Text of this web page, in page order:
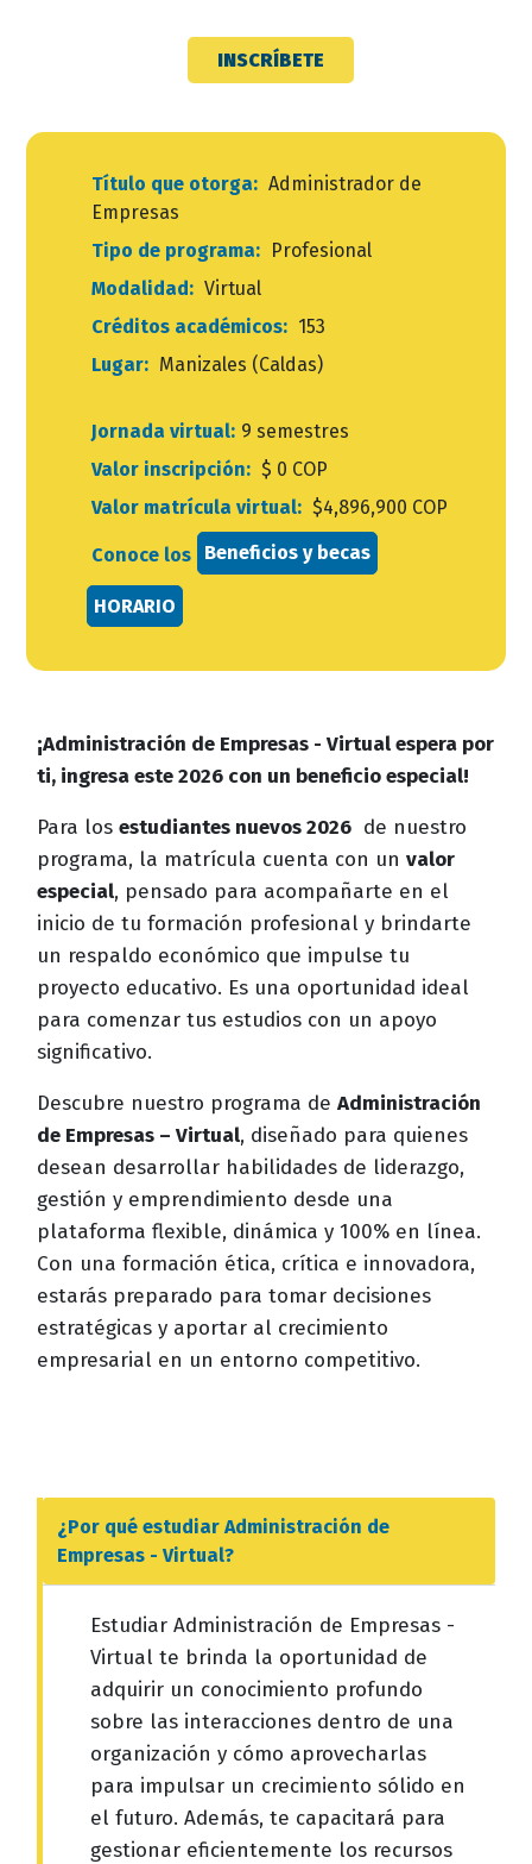
INSCRÍBETE
Título que otorga:Administrador de
Empresas
Tipo de programa:Profesional
Modalidad:Virtual
Créditos académicos:153
Lugar:Manizales (Caldas)
Jornada virtual:9 semestres
Valor inscripción:$ 0 COP
Valor matrícula virtual:$4,896,900 COP
Conoce los Beneficios y becas
HORARIO
¡Administración de Empresas - Virtual espera por
ti, ingresa este 2026 con un beneficio especial!
Para los estudiantes nuevos 2026 de nuestro
programa, la matrícula cuenta con un valor
especial, pensado para acompañarte en el
inicio de tu formación profesional y brindarte
un respaldo económico que impulse tu
proyecto educativo. Es una oportunidad ideal
para comenzar tus estudios con un apoyo
significativo.
Descubre nuestro programa de Administración
de Empresas – Virtual, diseñado para quienes
desean desarrollar habilidades de liderazgo,
gestión y emprendimiento desde una
plataforma flexible, dinámica y 100% en línea.
Con una formación ética, crítica e innovadora,
estarás preparado para tomar decisiones
estratégicas y aportar al crecimiento
empresarial en un entorno competitivo.
¿Por qué estudiarAdministración de
Empresas - Virtual?
Estudiar Administración de Empresas -
Virtual te brinda la oportunidad de
adquirir un conocimiento profundo
sobre las interacciones dentro de una
organización y cómo aprovecharlas
para impulsar un crecimiento sólido en
el futuro. Además, te capacitará para
gestionar eficientemente los recursos